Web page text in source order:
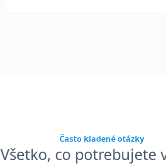
Často kladené otázky
Všetko, co potrebujete